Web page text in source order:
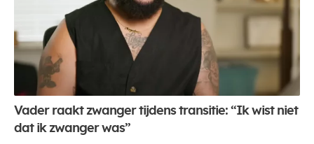
Vader raakt zwanger tijdens transitie: “Ik wist niet
dat ik zwanger was”